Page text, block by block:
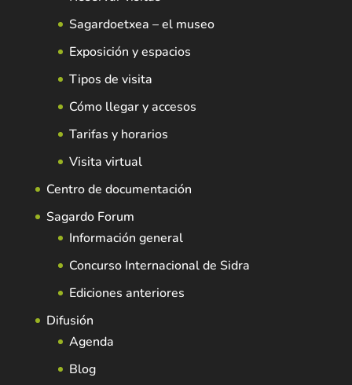
Sagardoetxea – el museo
Exposición y espacios
Tipos de visita
Cómo llegar y accesos
Tarifas y horarios
Visita virtual
Centro de documentación
Sagardo Forum
Información general
Concurso Internacional de Sidra
Ediciones anteriores
Difusión
Agenda
Blog